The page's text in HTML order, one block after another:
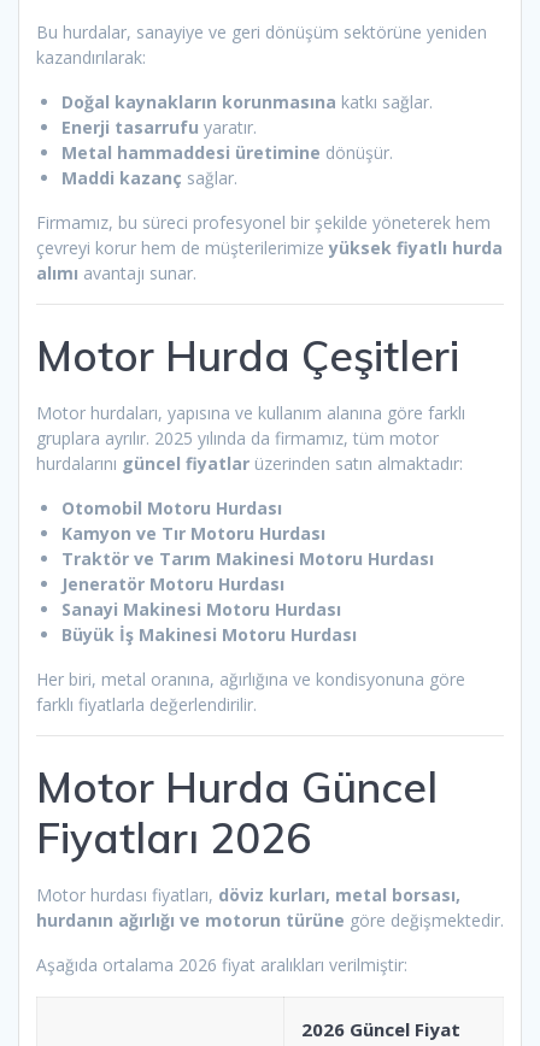
Bu hurdalar, sanayiye ve geri dönüşüm sektörüne yeniden
kazandırılarak:
Doğal kaynakların korunmasına katkı sağlar.
Enerji tasarrufu yaratır.
Metal hammaddesi üretimine dönüşür.
Maddi kazanç sağlar.
Firmamız, bu süreci profesyonel bir şekilde yöneterek hem
çevreyi korur hem de müşterilerimizeyüksek fiyatlı hurda
alımı avantajı sunar.
Motor Hurda Çeşitleri
Motor hurdaları, yapısına ve kullanım alanına göre farklı
gruplara ayrılır. 2025 yılında da firmamız, tüm motor
hurdalarını güncel fiyatlar üzerinden satın almaktadır:
Otomobil Motoru Hurdası
Kamyon ve Tır Motoru Hurdası
Traktör ve Tarım Makinesi Motoru Hurdası
Jeneratör Motoru Hurdası
Sanayi Makinesi Motoru Hurdası
Büyük İş Makinesi Motoru Hurdası
Her biri, metal oranına, ağırlığına ve kondisyonuna göre
farklı fiyatlarla değerlendirilir.
Motor Hurda Güncel
Fiyatları 2026
Motor hurdası fiyatları, döviz kurları, metal borsası,
hurdanın ağırlığı ve motorun türüne göre değişmektedir.
Aşağıda ortalama 2026 fiyat aralıkları verilmiştir:
2026 Güncel Fiyat